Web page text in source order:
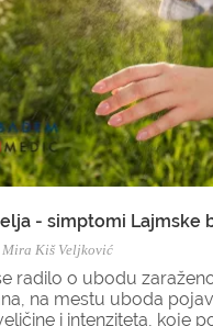
- simptomi Lajmske
Mira Kiš Veljković
radilo o ubodu
na mestu uboda
i intenziteta, koje